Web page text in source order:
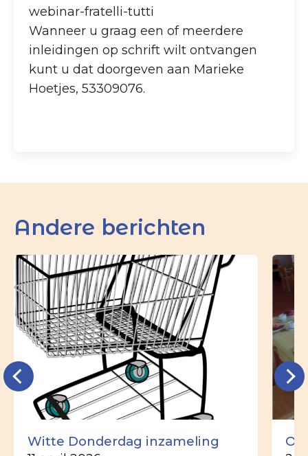
webinar-fratelli-tutti
Wanneer u graag een of meerdere
inleidingen op schrift wilt ontvangen
kunt u dat doorgeven aan Marieke
Hoetjes, 53309076.
Andere berichten
Witte Donderdag inzameling